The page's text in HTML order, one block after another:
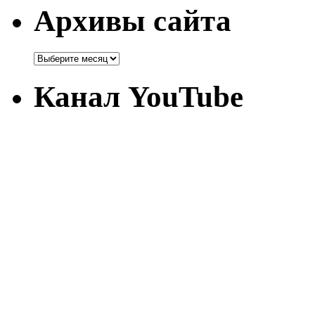
Архивы сайта
Канал YouTube